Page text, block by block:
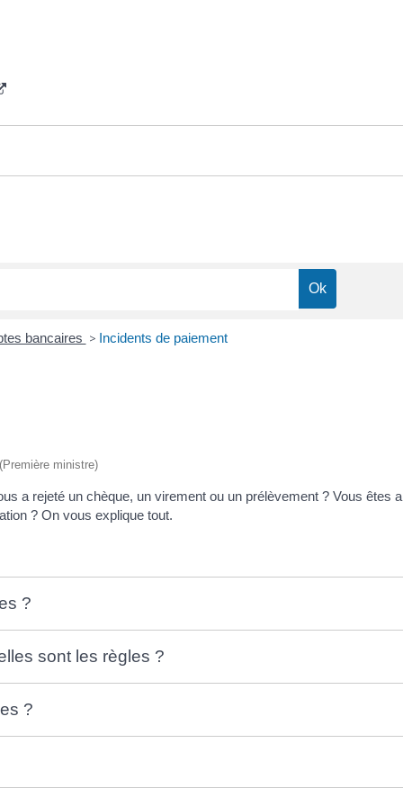
bancaires > Incidents de paiement
ministre)
a rejeté un chèque, un virement ou un prélèvement ? Vous êtes
? On vous explique tout.
?
sont les règles ?
?